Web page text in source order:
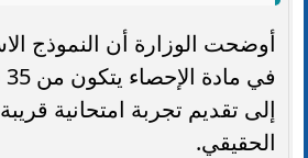
أوضحت الوزارة أن النموذج
إلى تقديم تجربة امتحانية
الحقيقي.